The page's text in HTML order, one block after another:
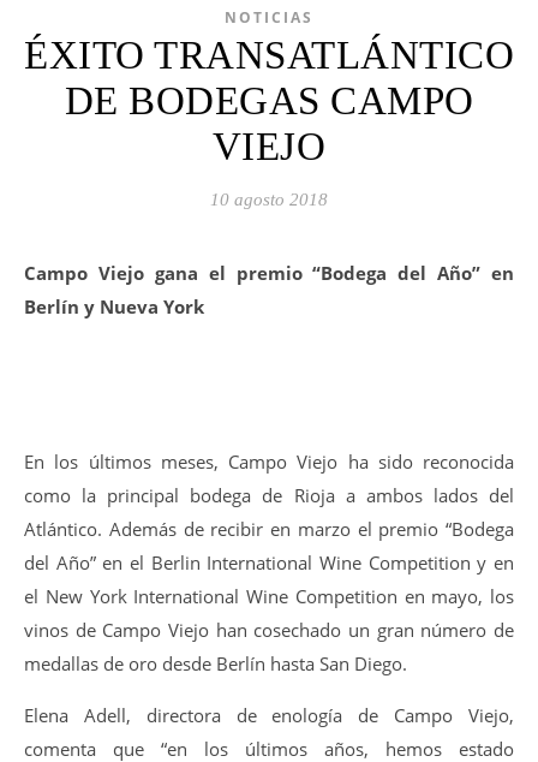
NOTICIAS
ÉXITO TRANSATLÁNTICO
DE BODEGAS CAMPO
VIEJO
10 agosto 2018
Campo Viejo gana el premio “Bodega del Año” en
Berlín y Nueva York
En los últimos meses, Campo Viejo ha sido reconocida
como la principal bodega de Rioja a ambos lados del
Atlántico. Además de recibir en marzo el premio “Bodega
del Año” en el Berlin International Wine Competition y en
el New York International Wine Competition en mayo, los
vinos de Campo Viejo han cosechado un gran número de
medallas de oro desde Berlín hasta San Diego.
Elena Adell, directora de enología de Campo Viejo,
comenta que “en los últimos años, hemos estado